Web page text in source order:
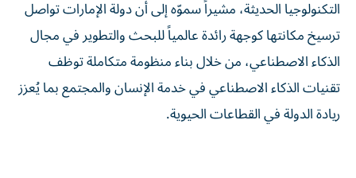
التكنولوجيا الحديثة، مشيراً سموّه إلى أن دولة الإمارات تواصل
ترسيخ مكانتها كوجهة رائدة عالمياً للبحث والتطوير في مجال
الذكاء الاصطناعي، من خلال بناء منظومة متكاملة توظف
تقنيات الذكاء الاصطناعي في خدمة الإنسان والمجتمع بما يُعزز
ريادة الدولة في القطاعات الحيوية.